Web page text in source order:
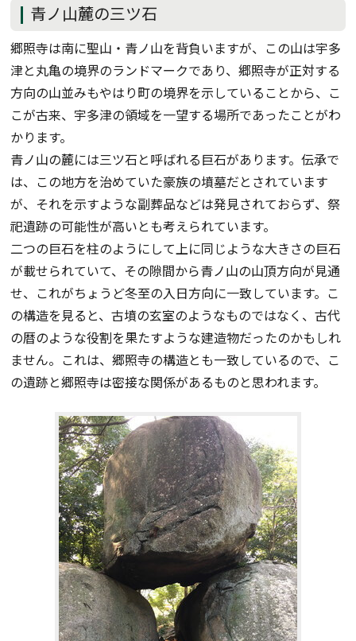
青ノ山麓の三ツ石
郷照寺は南に聖山・青ノ山を背負いますが、この山は宇多
津と丸亀の境界のランドマークであり、郷照寺が正対する
方向の山並みもやはり町の境界を示していることから、こ
こが古来、宇多津の領域を一望する場所であったことがわ
かります。
青ノ山の麓には三ツ石と呼ばれる巨石があります。伝承で
は、この地方を治めていた豪族の墳墓だとされています
が、それを示すような副葬品などは発見されておらず、祭
祀遺跡の可能性が高いとも考えられています。
二つの巨石を柱のようにして上に同じような大きさの巨石
が載せられていて、その隙間から青ノ山の山頂方向が見通
せ、これがちょうど冬至の入日方向に一致しています。こ
の構造を見ると、古墳の玄室のようなものではなく、古代
の暦のような役割を果たすような建造物だったのかもしれ
ません。これは、郷照寺の構造とも一致しているので、こ
の遺跡と郷照寺は密接な関係があるものと思われます。